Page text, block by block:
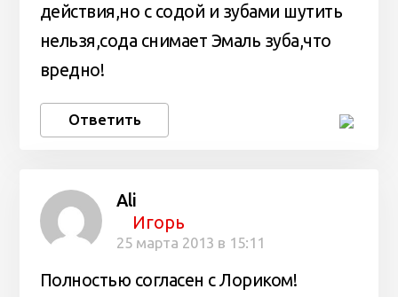
действия,но с содой и зубами шутить
нельзя,сода снимает Эмаль зуба,что
вредно!
Ответить
Ali
Игорь
25 марта 2013 в 15:11
Полностью согласен с Лориком!